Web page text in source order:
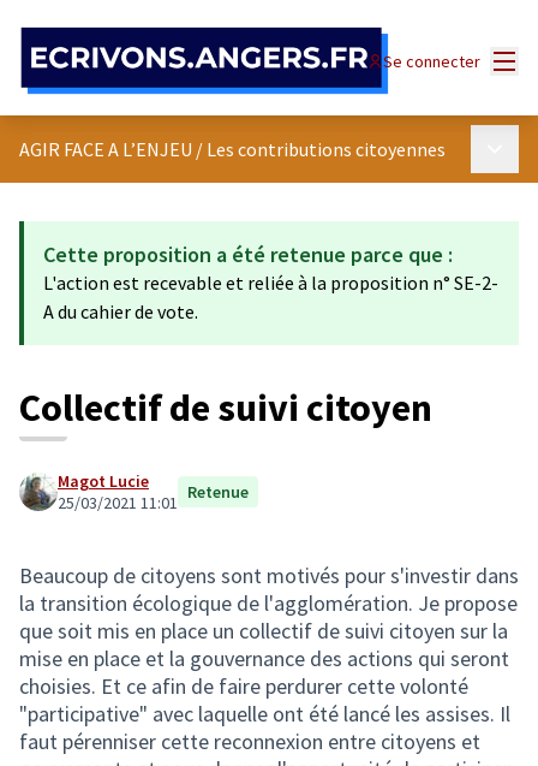
Se connecter
AGIR FACE A L’ENJEU / Les contributions citoyennes
Cette proposition a été retenue parce que :
L'action est recevable et reliée à la proposition n° SE-2-
A du cahier de vote.
Collectif de suivi citoyen
Magot Lucie
25/03/2021 11:01 Retenue
Beaucoup de citoyens sont motivés pour s'investir dans
la transition écologique de l'agglomération. Je propose
que soit mis en place un collectif de suivi citoyen sur la
mise en place et la gouvernance des actions qui seront
choisies. Et ce afin de faire perdurer cette volonté
"participative" avec laquelle ont été lancé les assises. Il
faut pérenniser cette reconnexion entre citoyens et